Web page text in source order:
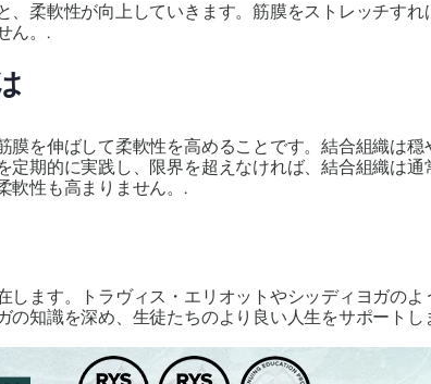
、柔軟性が向上していきます。筋膜をストレッチす
ん。.
膜を伸ばして柔軟性を高めることです。結合組織は
定期的に実践し、限界を超えなければ、結合組織は
軟性も高まりません。.
します。トラヴィス・エリオットやシッディヨガの
の知識を深め、生徒たちのより良い人生をサポートし